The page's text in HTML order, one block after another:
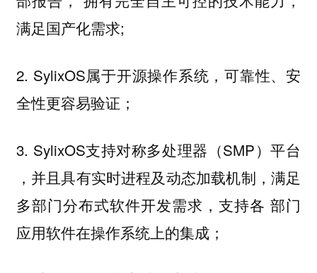
满足国产化需求;
2. SylixOS属于开源操作系统，可靠性、安
全性更容易验证；
3. SylixOS支持对称多处理器（SMP）平台
，并且具有实时进程及动态加载机制，满足
多部门分布式软件开发需求，支持各 部门
应用软件在操作系统上的集成；